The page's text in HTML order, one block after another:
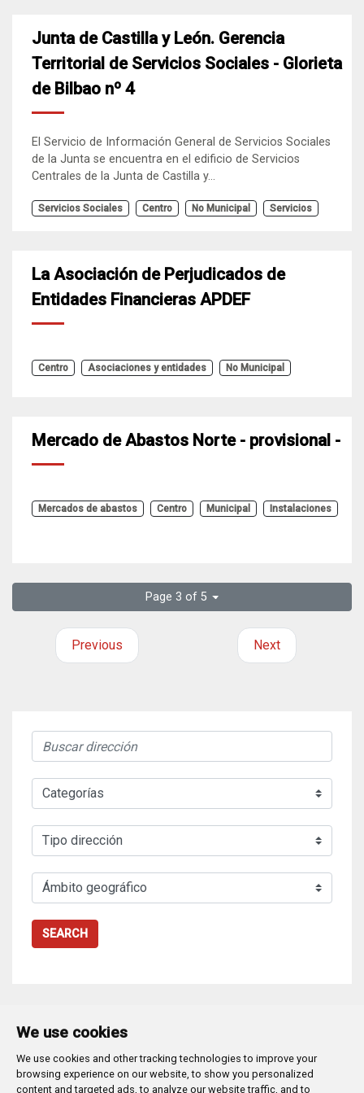
We use cookies
We use cookies and other tracking technologies to improve your
browsing experience on our website, to show you personalized
content and targeted ads, to analyze our website traffic, and to
Junta de Castilla y León. Gerencia
Territorial de Servicios Sociales - Glorieta
de Bilbao nº 4
El Servicio de Información General de Servicios Sociales
de la Junta se encuentra en el edificio de Servicios
Centrales de la Junta de Castilla y...
Servicios Sociales Centro No Municipal Servicios
La Asociación de Perjudicados de
Entidades Financieras APDEF
Centro Asociaciones y entidades No Municipal
Mercado de Abastos Norte - provisional -
Mercados de abastos Centro Municipal Instalaciones
Page 3 of 5
Previous Next
SEARCH
Plaza Mayor 1 - 09071BURGOS
947 288 800 CIF: P-0906100-C